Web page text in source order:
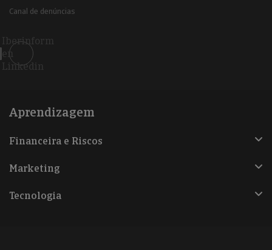
Canal de denúncias
Iberinform
en
Linkedin
Aprendizagem
Financeira e Riscos
Marketing
Tecnologia